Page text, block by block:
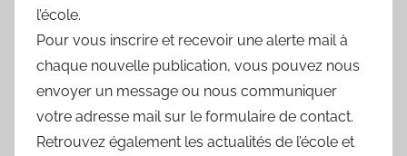
l’école.
Pour vous inscrire et recevoir une alerte mail à
chaque nouvelle publication, vous pouvez nous
envoyer un message ou nous communiquer
votre adresse mail sur le formulaire de contact.
Retrouvez également les actualités de l’école et